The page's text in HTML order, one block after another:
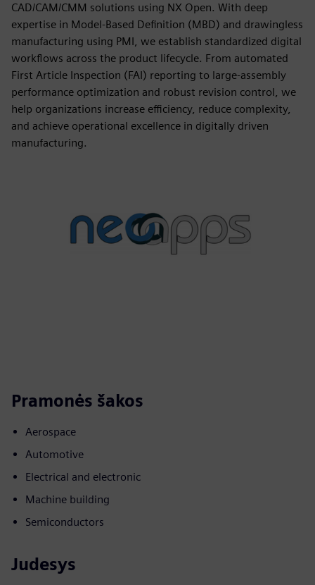
CAD/CAM/CMM solutions using NX Open. With deep
expertise in Model-Based Definition (MBD) and drawingless
manufacturing using PMI, we establish standardized digital
workflows across the product lifecycle. From automated
First Article Inspection (FAI) reporting to large-assembly
performance optimization and robust revision control, we
help organizations increase efficiency, reduce complexity,
and achieve operational excellence in digitally driven
manufacturing.
Pramonės šakos
Aerospace
Automotive
Electrical and electronic
Machine building
Semiconductors
Judesys